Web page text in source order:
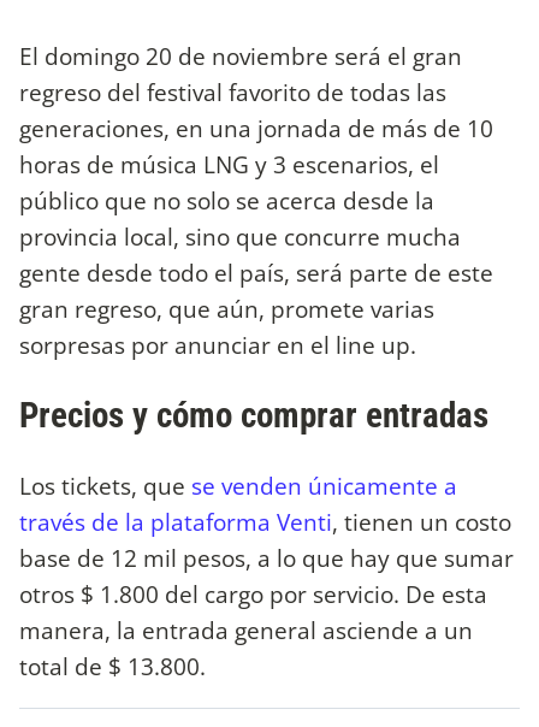
El domingo 20 de noviembre será el gran
regreso del festival favorito de todas las
generaciones, en una jornada de más de 10
horas de música LNG y 3 escenarios, el
público que no solo se acerca desde la
provincia local, sino que concurre mucha
gente desde todo el país, será parte de este
gran regreso, que aún, promete varias
sorpresas por anunciar en el line up.
Precios y cómo comprar entradas
Los tickets, que se venden únicamente a
través de la plataforma Venti, tienen un costo
base de 12 mil pesos, a lo que hay que sumar
otros $ 1.800 del cargo por servicio. De esta
manera, la entrada general asciende a un
total de $ 13.800.